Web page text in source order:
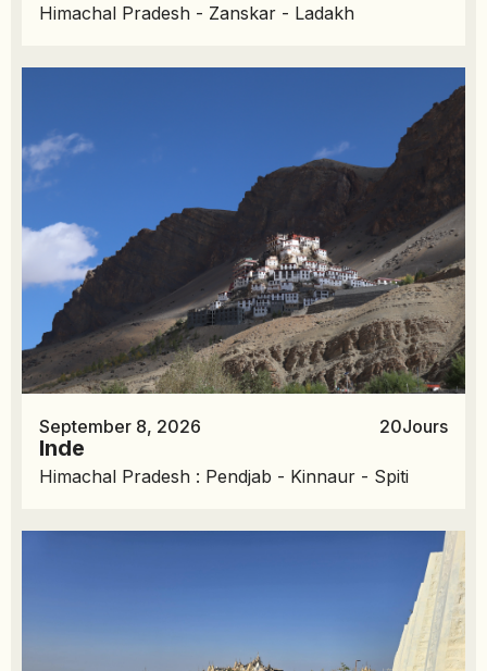
Himachal Pradesh - Zanskar - Ladakh
September 8, 2026 20Jours
Inde
Himachal Pradesh : Pendjab - Kinnaur - Spiti